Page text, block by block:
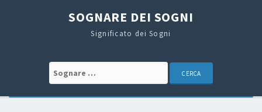
SOGNARE DEI SOGNI
Significato dei Sogni
Search for: